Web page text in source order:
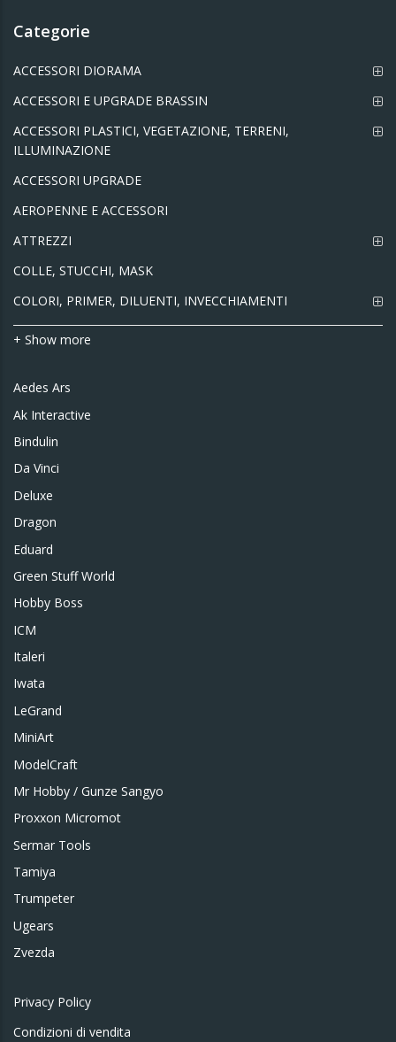
Categorie
ACCESSORI DIORAMA
ACCESSORI E UPGRADE BRASSIN
ACCESSORI PLASTICI, VEGETAZIONE, TERRENI,
ILLUMINAZIONE
ACCESSORI UPGRADE
AEROPENNE E ACCESSORI
ATTREZZI
COLLE, STUCCHI, MASK
COLORI, PRIMER, DILUENTI, INVECCHIAMENTI
+ Show more
Aedes Ars
Ak Interactive
Bindulin
Da Vinci
Deluxe
Dragon
Eduard
Green Stuff World
Hobby Boss
ICM
Italeri
Iwata
LeGrand
MiniArt
ModelCraft
Mr Hobby / Gunze Sangyo
Proxxon Micromot
Sermar Tools
Tamiya
Trumpeter
Ugears
Zvezda
Privacy Policy
Condizioni di vendita